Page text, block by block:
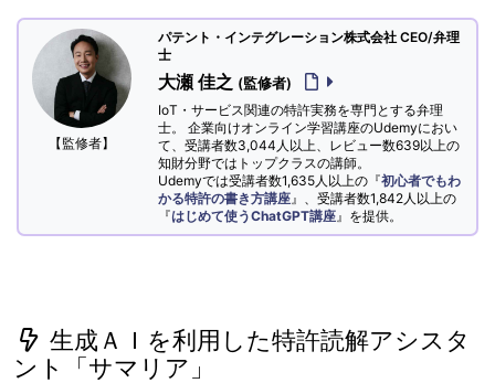
【監修者】
パテント・インテグレーション株式会社 CEO/弁理
士
大瀬 佳之 (監修者)
IoT・サービス関連の特許実務を専門とする弁理
士。 企業向けオンライン学習講座のUdemyにおい
て、受講者数3,044人以上、レビュー数639以上の
知財分野ではトップクラスの講師。
Udemyでは受講者数1,635人以上の『初心者でもわ
かる特許の書き方講座 』、受講者数1,842人以上の
『はじめて使うChatGPT講座 』を提供。
生成ＡＩを利用した特許読解アシスタ
ント「サマリア」